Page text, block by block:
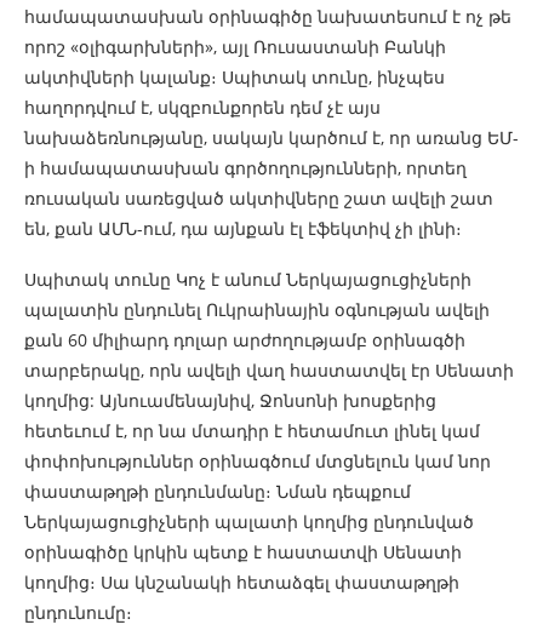
համապատասխան օրինագիծը նախատեսում է ոչ թե
որոշ «օլիգարխների», այլ Ռուսաստանի Բանկի
ակտիվների կալանք։ Սպիտակ տունը, ինչպես
հաղորդվում է, սկզբունքորեն դեմ չէ այս
նախաձեռնությանը, սակայն կարծում է, որ առանց ԵՄ-
ի համապատասխան գործողությունների, որտեղ
ռուսական սառեցված ակտիվները շատ ավելի շատ
են, քան ԱՄՆ-ում, դա այնքան էլ էֆեկտիվ չի լինի։
Սպիտակ տունը Կոչ է անում Ներկայացուցիչների
պալատին ընդունել Ուկրաինային օգնության ավելի
քան 60 միլիարդ դոլար արժողությամբ օրինագծի
տարբերակը, որն ավելի վաղ հաստատվել էր Սենատի
կողմից: Այնուամենայնիվ, Ջոնսոնի խոսքերից
հետեւում է, որ նա մտադիր է հետամուտ լինել կամ
փոփոխություններ օրինագծում մտցնելուն կամ նոր
փաստաթղթի ընդունմանը։ Նման դեպքում
Ներկայացուցիչների պալատի կողմից ընդունված
օրինագիծը կրկին պետք է հաստատվի Սենատի
կողմից։ Սա կնշանակի հետաձգել փաստաթղթի
ընդունումը։